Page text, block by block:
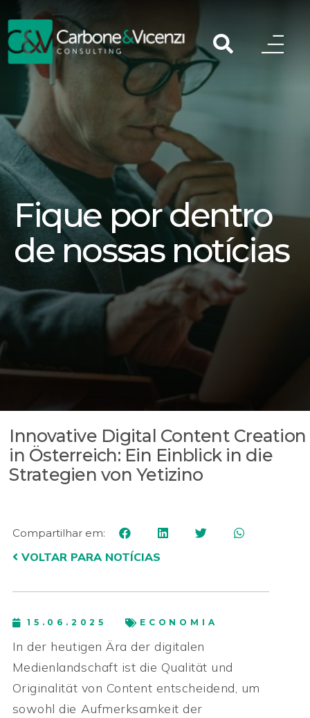
Fique por dentro
de nossas notícias
Innovative Digital Content Creation
in Österreich: Ein Einblick in die
Strategien von Yetizino
Compartilhar em:
VOLTAR PARA NOTÍCIAS
15.06.2025 ECONOMIA
In der heutigen Ära der digitalen
Medienlandschaft ist die Qualität und
Originalität von Content entscheidend, um
sowohl die Aufmerksamkeit der